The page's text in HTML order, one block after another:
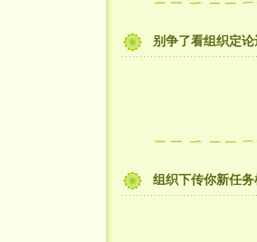
别争了看组织定
组织下传你新任